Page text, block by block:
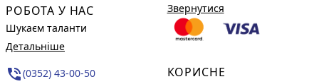
РОБОТА У НАС
Шукаєм таланти
Детальніше
phone_in_talk(0352) 43-00-50
Звернутися
КОРИСНЕ